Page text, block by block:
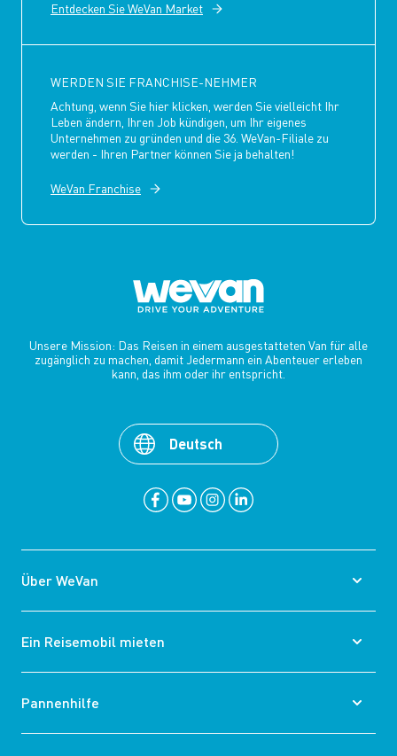
Entdecken Sie WeVan Market
WERDEN SIE FRANCHISE-NEHMER
Achtung, wenn Sie hier klicken, werden Sie vielleicht Ihr
Leben ändern, Ihren Job kündigen, um Ihr eigenes
Unternehmen zu gründen und die 36. WeVan-Filiale zu
werden - Ihren Partner können Sie ja behalten!
WeVan Franchise
Unsere Mission: Das Reisen in einem ausgestatteten Van für alle
zugänglich zu machen, damit Jedermann ein Abenteuer erleben
kann, das ihm oder ihr entspricht.
Über WeVan
Ein Reisemobil mieten
Pannenhilfe
Deutsch